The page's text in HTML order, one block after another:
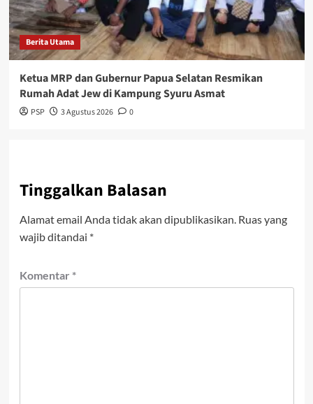
Berita Utama
Ketua MRP dan Gubernur Papua Selatan Resmikan
Rumah Adat Jew di Kampung Syuru Asmat
PSP 3 Agustus 2026 0
Tinggalkan Balasan
Alamat email Anda tidak akan dipublikasikan. Ruas yang
wajib ditandai *
Komentar *